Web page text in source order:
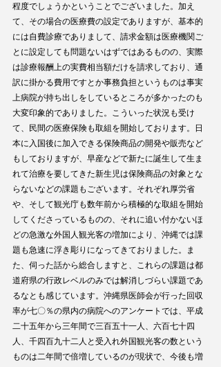
程度でしょうかということでございました。加え
て、その場合の医療費の設定でありますが、基本的
には自費診療でありまして、請求金額は医療機関ご
とに設定しても問題ないはずではあるものの、実際
は診療報酬上の実費相当額だけを請求しており、通
訳に掛かる費用ですとか事務負担というものは事実
上病院が持ち出しをしているところが多かったのも
大変印象的でありました。こういった状況も受け
て、民間の医療保険も取組を開始しております。日
本に入国後に加入できる保険商品の開発や販売など
もしておりますが、早産などで新たに誕生して生ま
れて治療を要してきた新生児は保険商品の対象とな
らないなどの課題もございます。それぞれ厚労省
や、そして観光庁も数年前から積極的な取組を開始
してくださっているものの、それに追い付かないほ
どの急激な外国人観光客の増加により、沖縄では課
題も急速に浮き彫りになってきておりました。ま
た、伺った話から総合しますと、これらの課題は都
道府県の行政レベルのみでは解消しづらい課題であ
るなとも感じています。沖縄県医師会が行った回収
率が七〇％の県内の病院へのアンケートでは、平成
二十五年から三年間で三百五十一人、六百七十四
人、千四百九十二人と受入れ外国観光客の数という
ものは二年間で倍増しているのが現状で、今後も増